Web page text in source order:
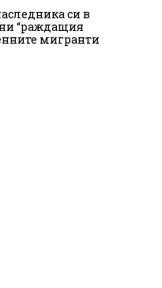
си в
“раждащия
мигранти